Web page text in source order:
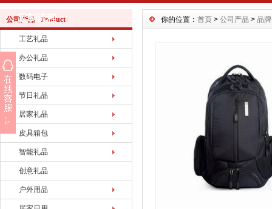
定制流程
公司产品 Product
工艺礼品
办公礼品
数码电子
节日礼品
居家礼品
皮具箱包
智能礼品
创意礼品
户外用品
你的位置： 首页 > 公司产品 > 品